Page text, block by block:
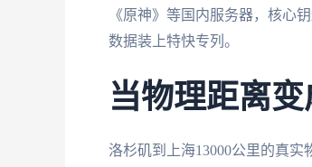
《原神》等国内服务器，核
数据装上特快专列。
当物理距离
洛杉矶到上海13000公里的真